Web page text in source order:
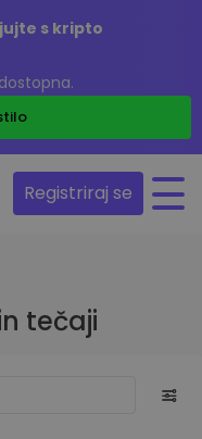
s kripto
Registriraj se
tečaji